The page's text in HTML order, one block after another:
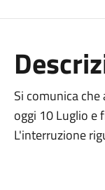
Si comunica
oggi 10 Luglio e
L'interruzione